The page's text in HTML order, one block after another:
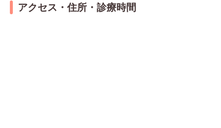
アクセス・住所・診療時間